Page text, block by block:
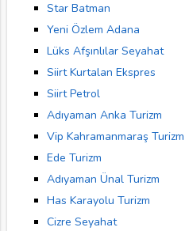
Star Batman
Yeni Özlem Adana
Lüks Afşınlılar Seyahat
Siirt Kurtalan Ekspres
Siirt Petrol
Adıyaman Anka Turizm
Vip Kahramanmaraş Turizm
Ede Turizm
Adıyaman Ünal Turizm
Has Karayolu Turizm
Cizre Seyahat